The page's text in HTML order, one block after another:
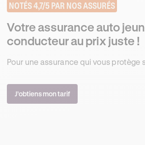
NOTÉS 4,7/5 PAR NOS ASSURÉS
Votre assurance auto
conducteur au prix juste !
Pour une assurance qui vous protège
J’obtiens mon tarif